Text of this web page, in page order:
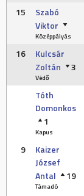
15
Szabó
Viktor
Középpályás
16
Kulcsár
Zoltán
3
Védő
Tóth
Domonkos
1
Kapus
9
Kaizer
József
Antal
19
Támadó